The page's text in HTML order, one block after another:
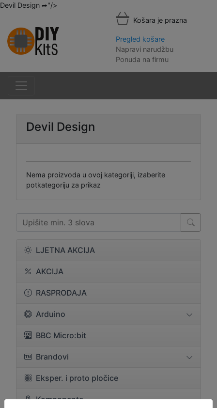
Devil Design ➦"/>
Košara je prazna
Pregled košare
Napravi narudžbu
Ponuda na firmu
LJETNA AKCIJA
AKCIJA
RASPRODAJA
Arduino
BBC Micro:bit
Brandovi
Eksper. i proto pločice
Komponente
Devil Design
Nema proizvoda u ovoj kategoriji, izaberite
potkategoriju za prikaz